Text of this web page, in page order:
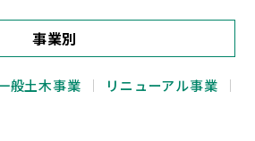
事業別
般土木事業 リニューアル事業